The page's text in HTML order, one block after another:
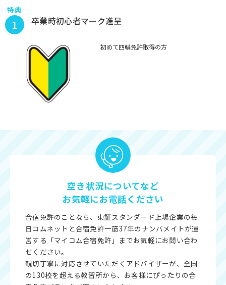
特典
1 卒業時初心者マーク進呈
初めて四輪免許取得の方
空き状況についてなど
お気軽にお電話ください
合宿免許のことなら、東証スタンダード上場企業の毎
日コムネットと合宿免許一筋37年のナンバメイトが運
営する「マイコム合宿免許」までお気軽にお問い合わ
せください。
親切丁寧に対応させていただくアドバイザーが、全国
の130校を超える教習所から、お客様にぴったりの合